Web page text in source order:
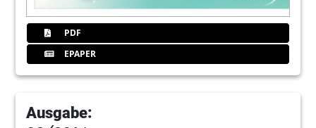
PDF
EPAPER
Ausgabe: